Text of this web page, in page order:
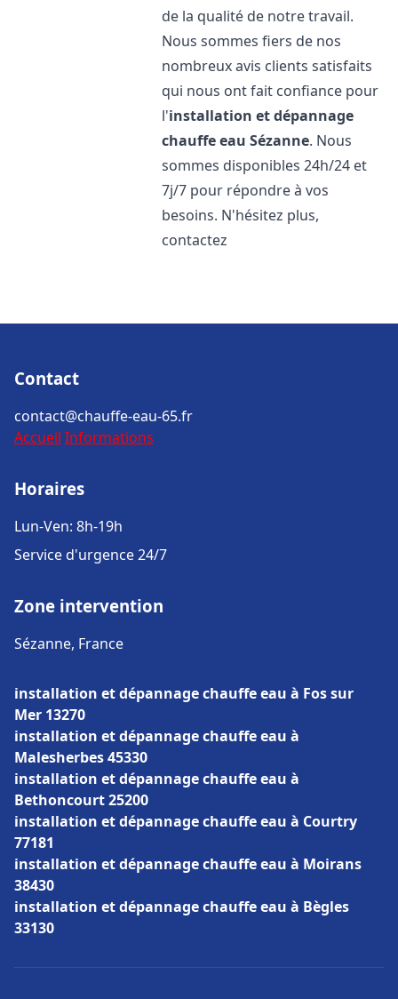
de la qualité de notre travail.
Nous sommes fiers de nos
nombreux avis clients satisfaits
qui nous ont fait confiance pour
l'installation et dépannage
chauffe eau Sézanne. Nous
sommes disponibles 24h/24 et
7j/7 pour répondre à vos
besoins. N'hésitez plus,
contactez
Contact
contact@chauffe-eau-65.fr
Accueil Informations
Horaires
Lun-Ven: 8h-19h
Service d'urgence 24/7
Zone intervention
Sézanne, France
installation et dépannage chauffe eau à Fos sur
Mer 13270
installation et dépannage chauffe eau à
Malesherbes 45330
installation et dépannage chauffe eau à
Bethoncourt 25200
installation et dépannage chauffe eau à Courtry
77181
installation et dépannage chauffe eau à Moirans
38430
installation et dépannage chauffe eau à Bègles
33130